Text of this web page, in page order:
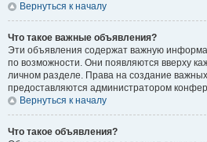
Вернуться к началу
Что такое важные объявления?
Эти объявления содержат важную
по возможности. Они появляются вверху
личном разделе. Права на создание
предоставляются администратором
Вернуться к началу
Что такое объявления?